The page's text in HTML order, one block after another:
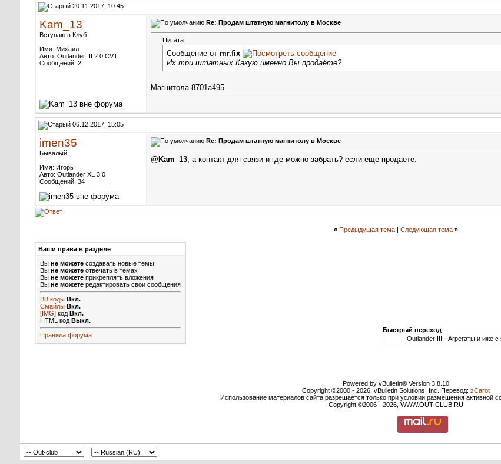
20.11.2017, 10:45
Kam_13
Вступаю в Клуб
Имя: Михаил
Авто: Outlander III 2.0 CVT
Сообщений: 2
Re: Продам штатную магнитолу в Москве
Цитата:
Сообщение от mr.fix
Их три штатных.Какую именно Вы продаёте?
Магнитола 8701a495
06.12.2017, 15:05
imen35
Бывалый
Имя: Игорь
Авто: Outlander XL 3.0
Сообщений: 34
Re: Продам штатную магнитолу в Москве
@Kam_13, а контакт для связи и где можно забрать? если еще продаете.
« Предыдущая тема| Следующая тема »
Ваши права в разделе
Вы не можете создавать новые темы
Вы не можете отвечать в темах
Вы не можете прикреплять вложения
Вы не можете редактировать свои сообщения
BB коды Вкл.
Смайлы Вкл.
[IMG] код Вкл.
HTML код Выкл.
Правила форума
Быстрый переход
Powered by vBulletin® Version 3.8.10
Copyright ©2000 - 2026, vBulletin Solutions, Inc. Перевод: zCarot
Использование материалов сайта разрешается только при условии размещения активной
Copyright ©2006 - 2026, WWW.OUT-CLUB.RU